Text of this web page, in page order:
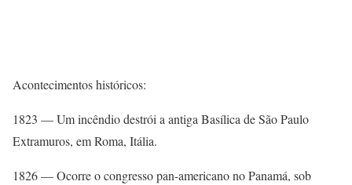
Acontecimentos históricos:
1823 — Um incêndio destrói a antiga Basílica de São Paulo
Extramuros, em Roma, Itália.
1826 — Ocorre o congresso pan-americano no Panamá, sob